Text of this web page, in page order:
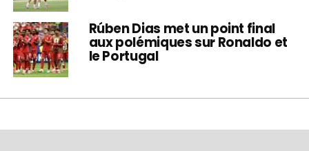
Rúben Dias met un point final
aux polémiques sur Ronaldo et
le Portugal